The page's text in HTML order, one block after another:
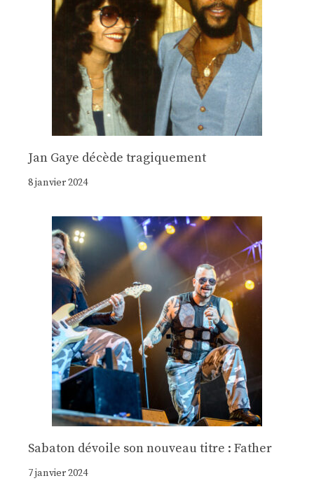
Jan Gaye décède tragiquement
8 janvier 2024
Sabaton dévoile son nouveau titre : Father
7 janvier 2024